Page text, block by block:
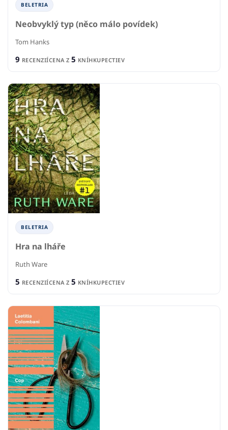
BELETRIA
Neobvyklý typ (něco málo povídek)
Tom Hanks
9 RECENZIÍCENA Z 5 KNÍHKUPECTIEV
BELETRIA
Hra na lháře
Ruth Ware
5 RECENZIÍCENA Z 5 KNÍHKUPECTIEV